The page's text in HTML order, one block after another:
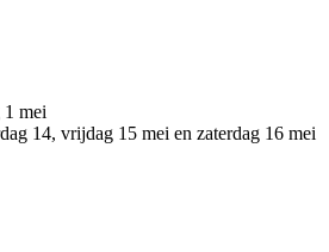
mei
14, vrijdag 15 mei en zaterdag 16 mei